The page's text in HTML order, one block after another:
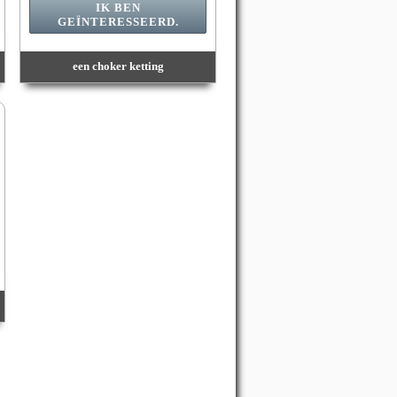
een choker ketting
Waarde :4 900 Punten
IK BEN
GEÏNTERESSEERD.